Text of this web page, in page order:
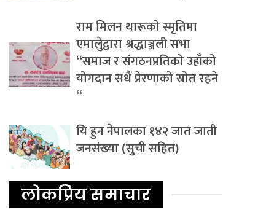
राम मिलन थारूको स्मृतिमा
एमालेुद्वारा श्रद्धाञ्जली सभा
“समाज र संगठनप्रतिको उहाँको
योगदान सधैं प्रेरणाको स्रोत रहने
“
यि हुन नेपालका १४२ जात जाती
जनसंख्या (सुची सहित)
लोकप्रिय समाचार